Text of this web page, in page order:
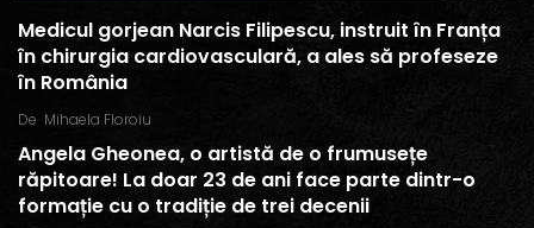
Medicul gorjean Narcis Filipescu, instruit în Franța
în chirurgia cardiovasculară, a ales să profeseze
în România
De Mihaela Floroiu
Angela Gheonea, o artistă de o frumusețe
răpitoare! La doar 23 de ani face parte dintr-o
formație cu o tradiție de trei decenii